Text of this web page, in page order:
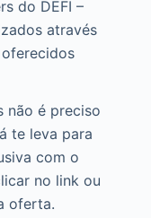
do DEFI –
através
não é preciso
te leva para
com o
no link ou
oferta.